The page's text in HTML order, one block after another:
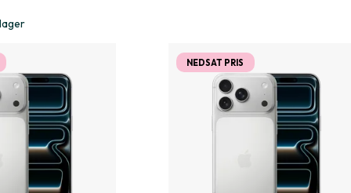
NEDSAT PRIS